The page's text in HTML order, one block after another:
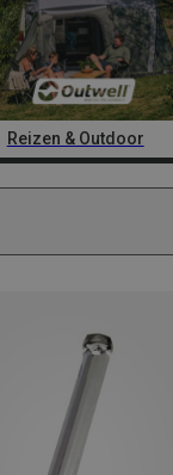
Reizen & Outdoor